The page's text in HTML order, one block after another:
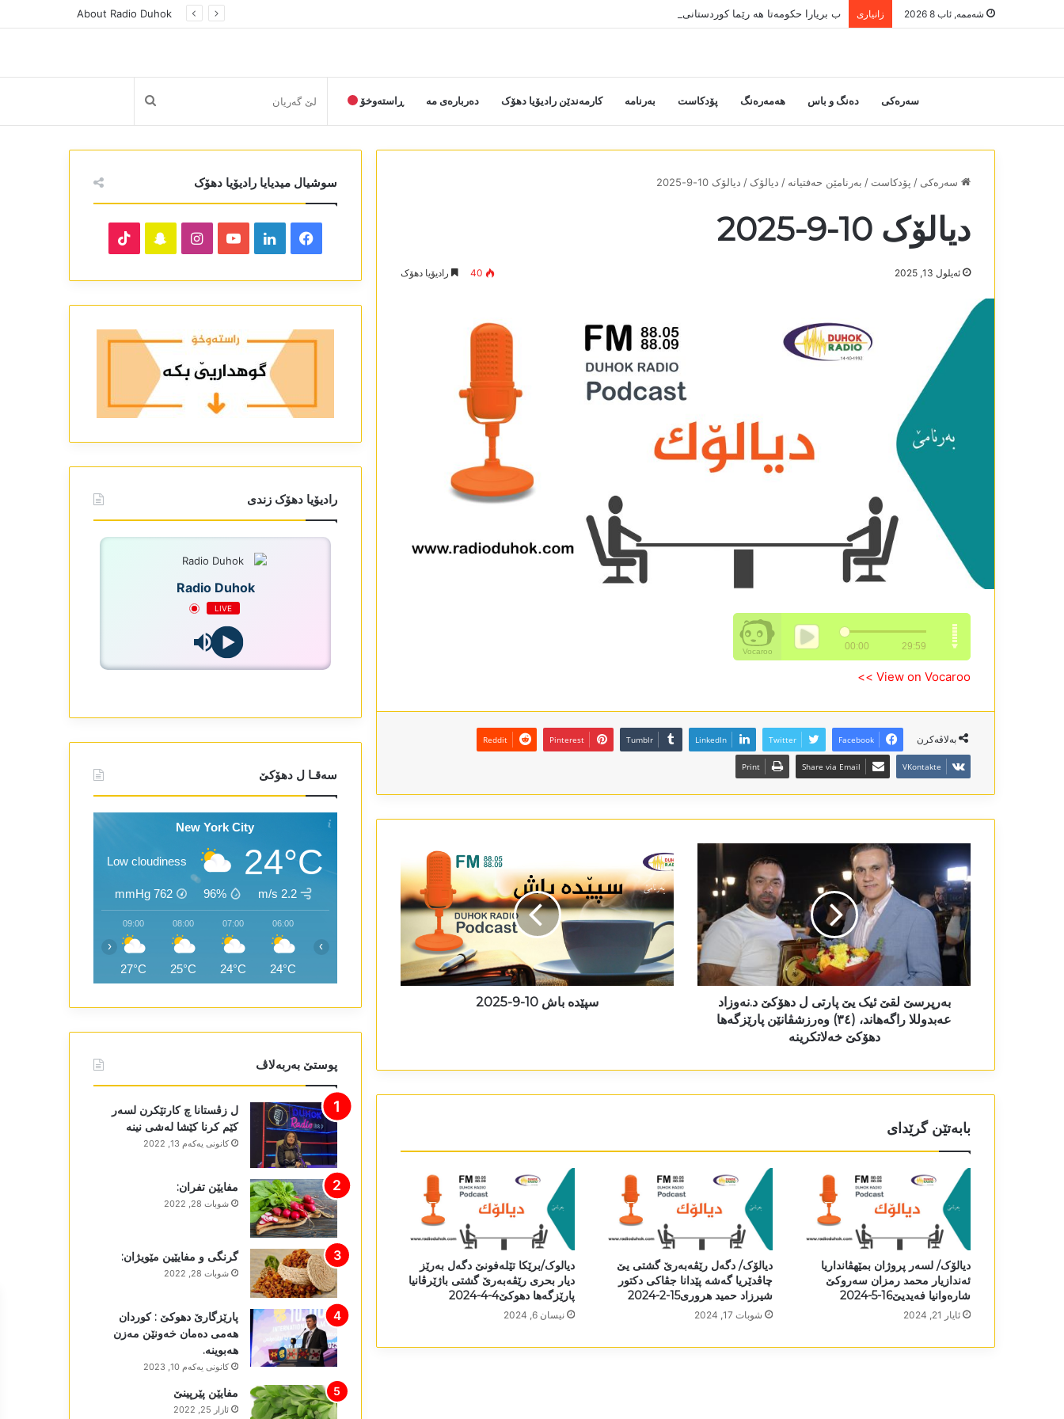
شەممە, ئاب 8 2026 زانیاری ب بریارا حکومەتا ھە رێما کوردستانی خەلکێ گوندێن سەر ب ئێدارا زاخو ڤە دشین سەرەدانا گوندیێن خو بکەن About Radio Duhok
سەرەکی دەنگ و باس هەمەرەنگ پۆدکاست بەرنامە کارمەندێن رادیۆیا دھۆک دەربارەی مە ڕاستەوخۆ لێ
گەریان
سەرەکی / پۆدکاست / بەرنامێن حەفتیانە / دیالۆک / دیالۆک 10-9-2025
دیالۆک 10-9-2025
ئه‌یلول 13, 2025 40 رادیۆیا دھۆک
View on Vocaroo >>
بەلاڤەکرن Facebook
Twitter
LinkedIn
Tumblr
Pinterest
Reddit
VKontakte
Share via Email
Print
بەرپرسێ لقێ ئیک یێ پارتی ل دھۆکێ د.نەوزاد
عەبدوللا راگەھاند، (٣٤) وەرزشڤانێن پارێزگەھا
دھۆکێ خەلاتکرینە
سپێدە باش 10-9-2025
بابەتێن گرێدای
دیالۆک/ لسەر پروژان بمێھڤانداریا
ئەندازیار محمد رمزان سەروکێ
شارەوانیا فەیدیێ16-5-2024
ئایار 21, 2024
دیالۆک/ دگەل رێڤەبەرێ گشتی یێ
چاڤدێریا گەشە پێدانا جڤاکی دکتور
شیرزاد حمید ھروری15-2-2024
شوبات 17, 2024
دیالوک/برێکا تێلەفونێ دگەل بەرێز
دیار بحری رێڤەبەرێ گشتی باژێرڤانیا
پارێزگەھا دھوکێ4-4-2024
نیسان 6, 2024
سوشیال میدیایا رادیۆیا دھۆک
Facebook
LinkedIn
YouTube
Instagram
Snapchat
رادیۆیا دھۆک زندی
Radio Duhok
LIVE
سەقـا ل دھۆکێ
New York City
24°C
Low cloudiness
2.2 m/s
96%
762
mmHg
06:00
24°C
07:00
24°C
08:00
25°C
09:00
27°C
‹ ›
پوستێ بەربەلاڤ
ل زڤستانا چ کارتێکرن لسەر
کێم کرنا کێشا لەشی نینە
كانونی یه‌كه‌م 13, 2022
مفایێن تفران:
شوبات 28, 2022
گرنگی و مفایێین مێویژان:
شوبات 28, 2022
پارێزگارێ دھوکێ : کوردان
ھەمی دەمان خەونێن مەزن
ھەبوینە.
كانونی یه‌كه‌م 10, 2023
مفایێن پێرپینێ
ئازار 25, 2022